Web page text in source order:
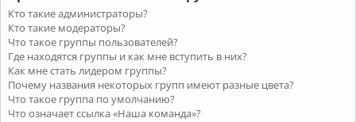
Кто такие администраторы?
Кто такие модераторы?
Что такое группы пользователей?
Где находятся группы и как мне вступить в них?
Как мне стать лидером группы?
Почему названия некоторых групп имеют разные цвета?
Что такое группа по умолчанию?
Что означает ссылка «Наша команда»?